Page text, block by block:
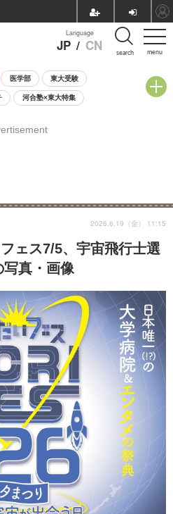
menu
Language
JP / CN search
医学部 東大受験
河合塾×東大特集
校説明会・相談会
ェス7/5、宇宙飛行士選
真・画像
2026.6.19（金） 11:15